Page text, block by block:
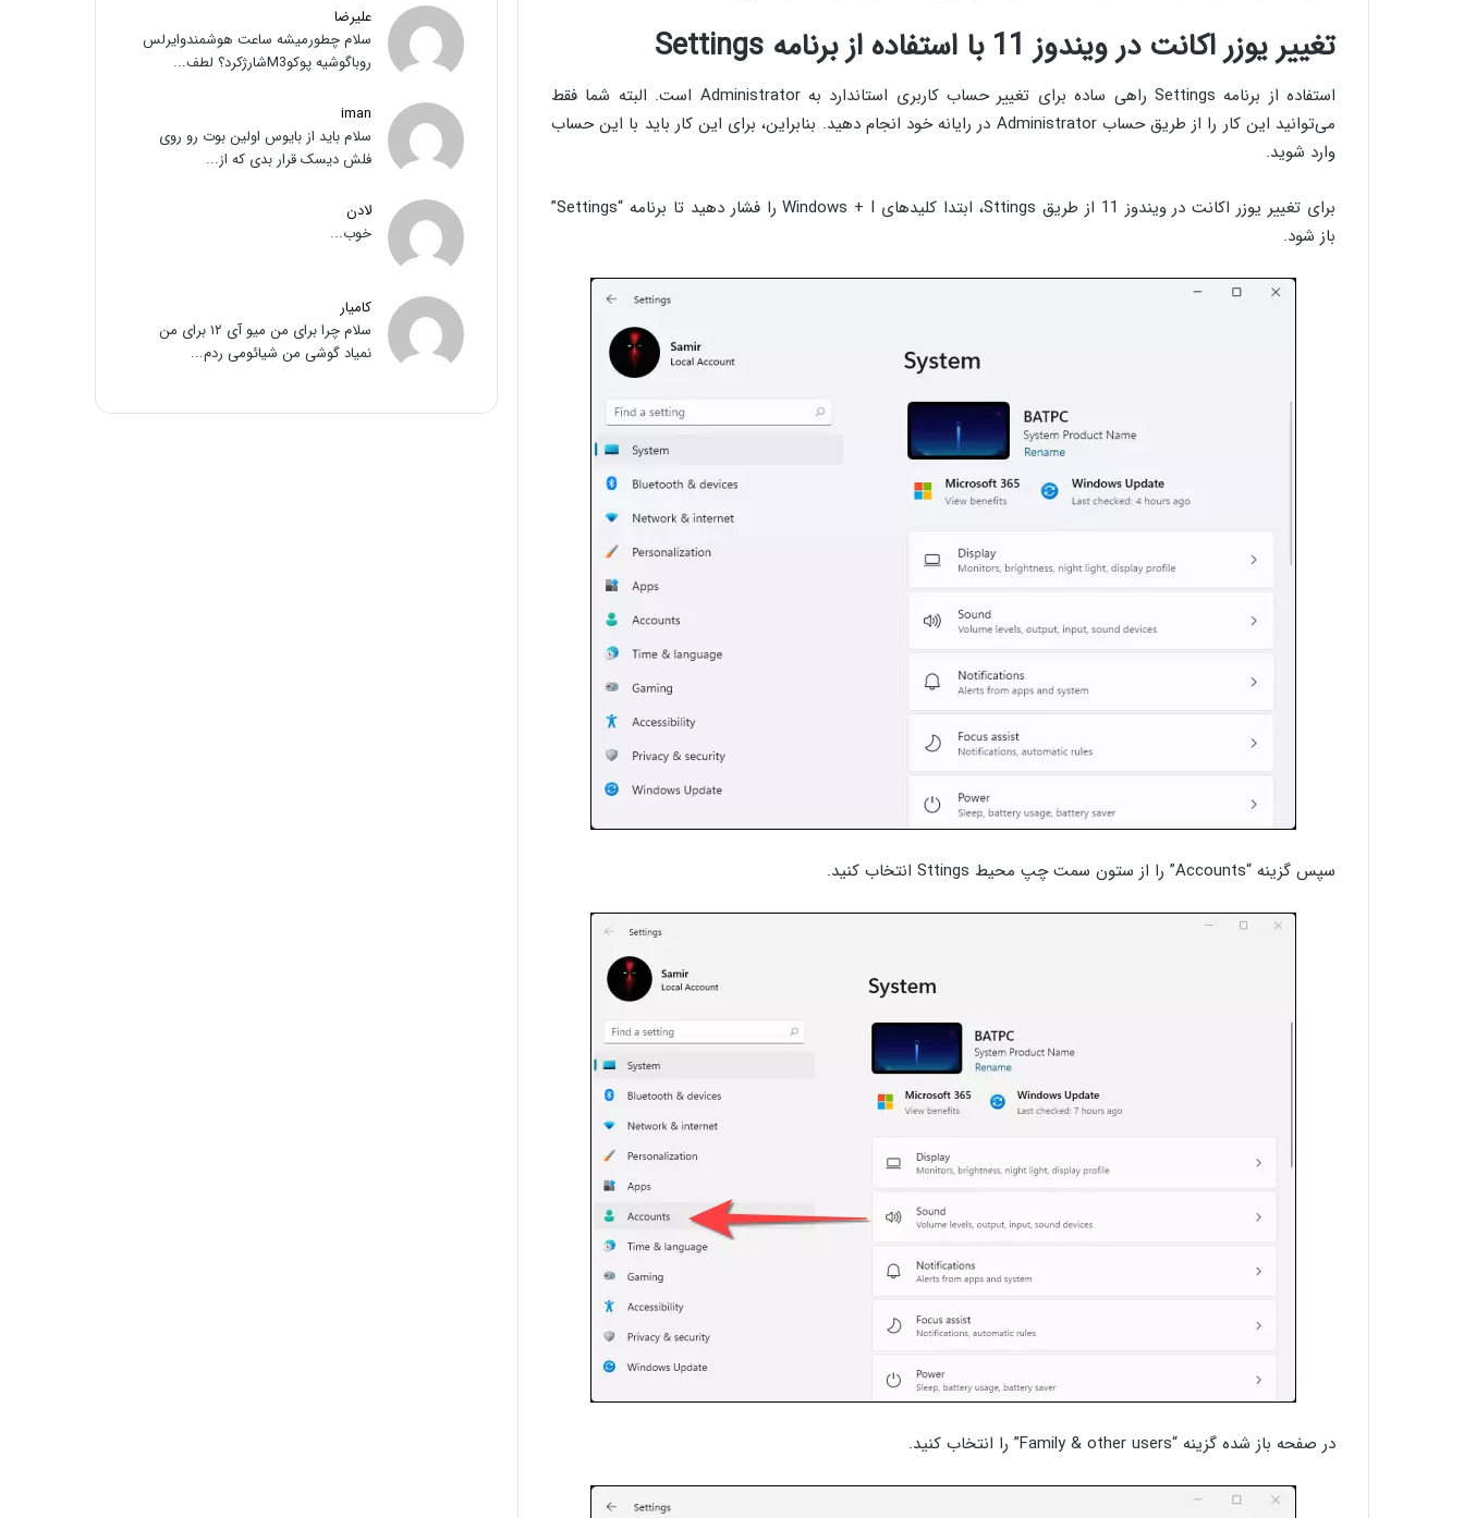
تغییر یوزر اکانت در ویندوز 11 با استفاده از برنامه Settings
استفاده از برنامه Settings راهی ساده برای تغییر حساب کاربری استاندارد به Administrator است. البته شما فقط
می‌توانید این کار را از طریق حساب Administrator در رایانه خود انجام دهید. بنابراین، برای این کار باید با این حساب
وارد شوید.
برای تغییر یوزر اکانت در ویندوز 11 از طریق Sttings، ابتدا کلید‌های Windows + I را فشار دهید تا برنامه “Settings”
باز شود.
سپس گزینه “Accounts” را از ستون سمت چپ محیط Sttings انتخاب کنید.
در صفحه باز شده گزینه “Family & other users” را انتخاب کنید.
علیرضا
سلام چطورمیشه ساعت هوشمندوایرلس
روباگوشیه پوکوM3شارژکرد؟ لطف...
iman
سلام باید از بایوس اولین بوت رو روی
فلش دیسک قرار بدی که از...
لادن
خوب...
کامیار
سلام چرا برای من میو آی ۱۲ برای من
نمیاد گوشی من شیائومی ردم...